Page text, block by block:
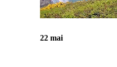
22 mai